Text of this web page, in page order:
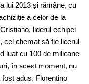
lui 2013 și rămâne, cu
a celor de la
liderul echipei
cel chemat să fie liderul
luat cu 100 de milioane
în acest moment, nu
adus, Florentino